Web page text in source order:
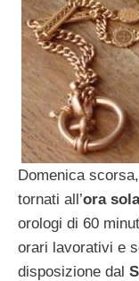
Domenica scorsa,
tornati all’ora
orologi di 60
orari lavorativi e
disposizione dal